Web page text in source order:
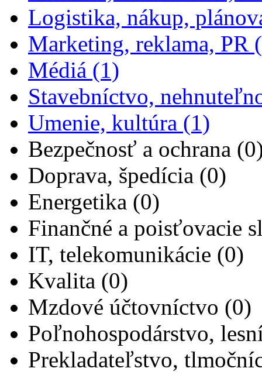
Logistika, nákup,
Marketing, reklama, PR
Médiá (1)
Stavebníctvo,
Umenie, kultúra (1)
Bezpečnosť a ochrana
Doprava, špedícia (0)
Energetika (0)
Finančné a poisťovacie
IT, telekomunikácie (0)
Kvalita (0)
Mzdové účtovníctvo (0)
Poľnohospodárstvo,
Prekladateľstvo,